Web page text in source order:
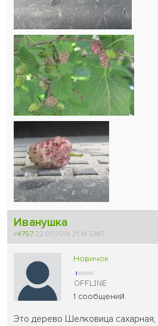
Иванушка
#475722.07.2014 21:14 GMT
Новичок
1 сообщений
Это дерево Шелковица сахарная,